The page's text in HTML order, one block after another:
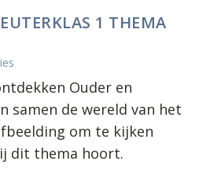
1 THEMA
Ouder en
samen de wereld van het
om te kijken
dit thema hoort.